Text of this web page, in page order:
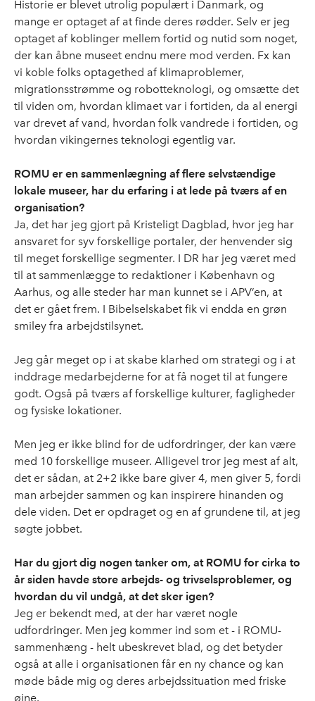
Historie er blevet utrolig populært i Danmark, og
mange er optaget af at finde deres rødder. Selv er jeg
optaget af koblinger mellem fortid og nutid som noget,
der kan åbne museet endnu mere mod verden. Fx kan
vi koble folks optagethed af klimaproblemer,
migrationsstrømme og robotteknologi, og omsætte det
til viden om, hvordan klimaet var i fortiden, da al energi
var drevet af vand, hvordan folk vandrede i fortiden, og
hvordan vikingernes teknologi egentlig var.
ROMU er en sammenlægning af flere selvstændige
lokale museer, har du erfaring i at lede på tværs af en
organisation?
Ja, det har jeg gjort på Kristeligt Dagblad, hvor jeg har
ansvaret for syv forskellige portaler, der henvender sig
til meget forskellige segmenter. I DR har jeg været med
til at sammenlægge to redaktioner i København og
Aarhus, og alle steder har man kunnet se i APV’en, at
det er gået frem. I Bibelselskabet fik vi endda en grøn
smiley fra arbejdstilsynet.
Jeg går meget op i at skabe klarhed om strategi og i at
inddrage medarbejderne for at få noget til at fungere
godt. Også på tværs af forskellige kulturer, fagligheder
og fysiske lokationer.
Men jeg er ikke blind for de udfordringer, der kan være
med 10 forskellige museer. Alligevel tror jeg mest af alt,
det er sådan, at 2+2 ikke bare giver 4, men giver 5, fordi
man arbejder sammen og kan inspirere hinanden og
dele viden. Det er opdraget og en af grundene til, at jeg
søgte jobbet.
Har du gjort dig nogen tanker om, at ROMU for cirka to
år siden havde store arbejds- og trivselsproblemer, og
hvordan du vil undgå, at det sker igen?
Jeg er bekendt med, at der har været nogle
udfordringer. Men jeg kommer ind som et - i ROMU-
sammenhæng - helt ubeskrevet blad, og det betyder
også at alle i organisationen får en ny chance og kan
møde både mig og deres arbejdssituation med friske
øjne.